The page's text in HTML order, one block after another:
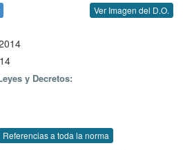
Ver Imagen del D.O.
y Decretos:
Referencias a toda la norma